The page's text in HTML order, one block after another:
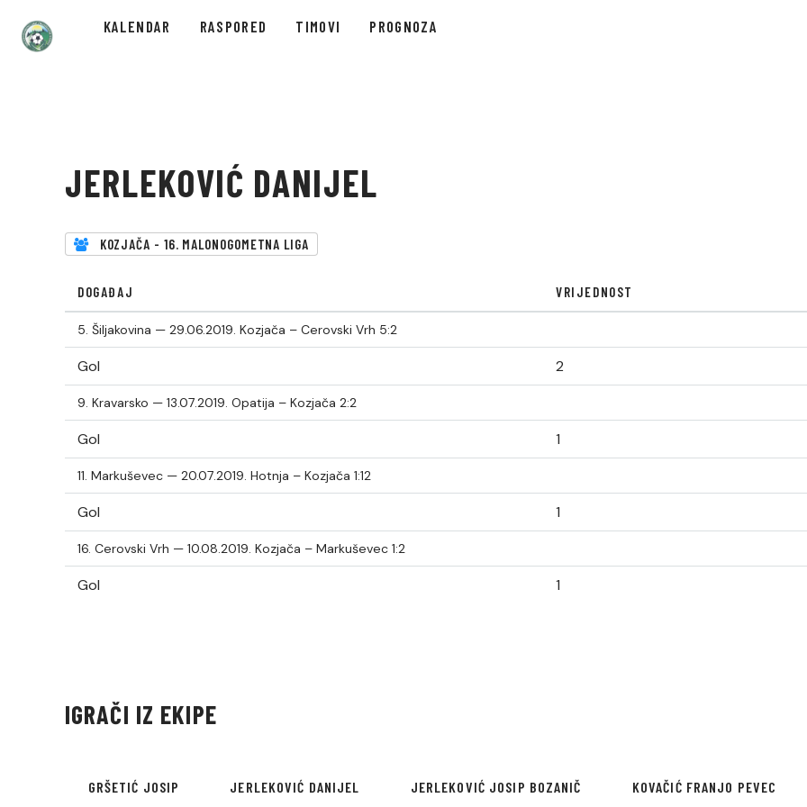
KALENDAR RASPORED TIMOVI PROGNOZA
JERLEKOVIĆ DANIJEL
KOZJAČA - 16. MALONOGOMETNA LIGA
DOGAĐAJ VRIJEDNOST
5. Šiljakovina — 29.06.2019.Kozjača – Cerovski Vrh 5:2
Gol 2
9. Kravarsko — 13.07.2019.Opatija – Kozjača 2:2
Gol 1
11. Markuševec — 20.07.2019.Hotnja – Kozjača 1:12
Gol 1
16. Cerovski Vrh — 10.08.2019.Kozjača – Markuševec 1:2
Gol 1
IGRAČI IZ EKIPE
GRŠETIĆ JOSIP JERLEKOVIĆ DANIJEL JERLEKOVIĆ JOSIP BOZANIČ KOVAČIĆ FRANJO PEVEC